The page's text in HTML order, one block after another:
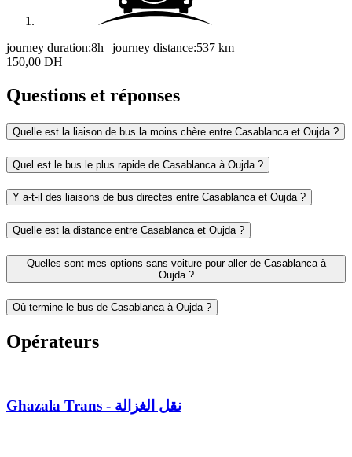
journey duration:8h | journey distance:537 km
150,00 DH
Questions et réponses
Quelle est la liaison de bus la moins chère entre Casablanca et Oujda ?
Quel est le bus le plus rapide de Casablanca à Oujda ?
Y a-t-il des liaisons de bus directes entre Casablanca et Oujda ?
Quelle est la distance entre Casablanca et Oujda ?
Quelles sont mes options sans voiture pour aller de Casablanca à
Oujda ?
Où termine le bus de Casablanca à Oujda ?
Opérateurs
Ghazala Trans - نقل الغزالة